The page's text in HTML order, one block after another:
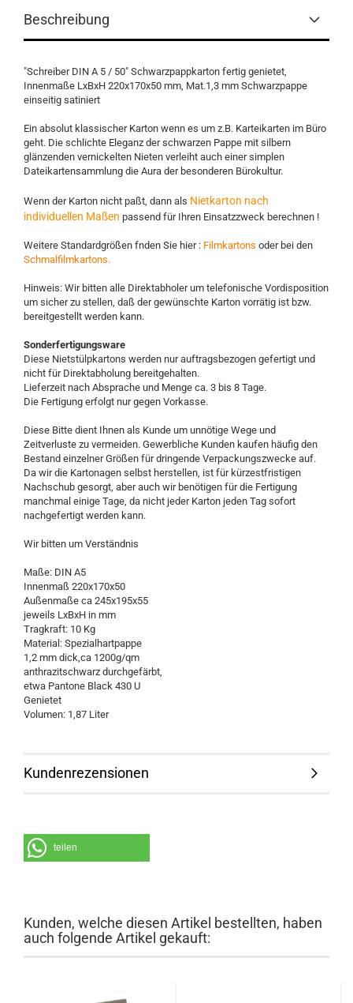
Beschreibung
"Schreiber DIN A 5 / 50" Schwarzpappkarton fertig genietet,
Innenmaße LxBxH 220x170x50 mm, Mat.1,3 mm Schwarzpappe
einseitig satiniert
Ein absolut klassischer Karton wenn es um z.B. Karteikarten im Büro
geht. Die schlichte Eleganz der schwarzen Pappe mit silbern
glänzenden vernickelten Nieten verleiht auch einer simplen
Dateikartensammlung die Aura der besonderen Bürokultur.
Wenn der Karton nicht paßt, dann als Nietkarton nach
individuellen Maßen passend für Ihren Einsatzzweck berechnen !
Weitere Standardgrößen fnden Sie hier : Filmkartons oder bei den
Schmalfilmkartons.
Hinweis: Wir bitten alle Direktabholer um telefonische Vordisposition
um sicher zu stellen, daß der gewünschte Karton vorrätig ist bzw.
bereitgestellt werden kann.
Sonderfertigungsware
Diese Nietstülpkartons werden nur auftragsbezogen gefertigt und
nicht für Direktabholung bereitgehalten.
Lieferzeit nach Absprache und Menge ca. 3 bis 8 Tage.
Die Fertigung erfolgt nur gegen Vorkasse.
Diese Bitte dient Ihnen als Kunde um unnötige Wege und
Zeitverluste zu vermeiden. Gewerbliche Kunden kaufen häufig den
Bestand einzelner Größen für dringende Verpackungszwecke auf.
Da wir die Kartonagen selbst herstellen, ist für kürzestfristigen
Nachschub gesorgt, aber auch wir benötigen für die Fertigung
manchmal einige Tage, da nicht jeder Karton jeden Tag sofort
nachgefertigt werden kann.
Wir bitten um Verständnis
Maße: DIN A5
Innenmaß 220x170x50
Außenmaße ca 245x195x55
jeweils LxBxH in mm
Tragkraft: 10 Kg
Material: Spezialhartpappe
1,2 mm dick,ca 1200g/qm
anthrazitschwarz durchgefärbt,
etwa Pantone Black 430 U
Genietet
Volumen: 1,87 Liter
Kundenrezensionen
teilen
Kunden, welche diesen Artikel bestellten, haben
auch folgende Artikel gekauft: